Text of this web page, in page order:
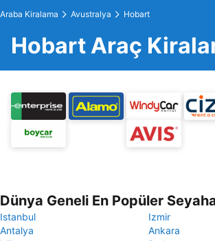
Araba Kiralama Avustralya Hobart
Hobart Araç
Dünya Geneli En Popüler
Istanbul
Izmir
Antalya
Ankara